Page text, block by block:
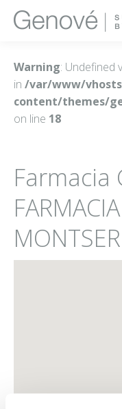
Warning: Undefined
in /var/www/
content/themes/
on line 18
Farmacia